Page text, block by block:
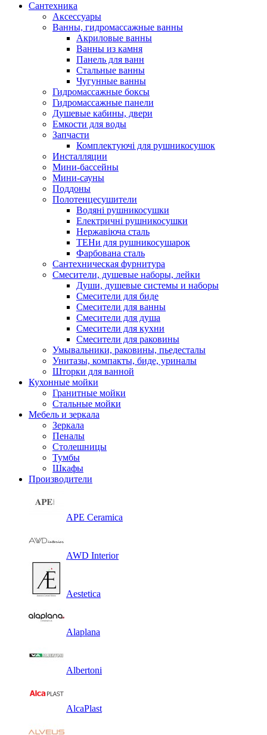
Сантехника
Аксессуары
Ванны, гидромассажные ванны
Акриловые ванны
Ванны из камня
Панель для ванн
Стальные ванны
Чугунные ванны
Гидромассажные боксы
Гидромассажные панели
Душевые кабины, двери
Емкости для воды
Запчасти
Комплектуючі для рушникосушок
Инсталляции
Мини-бассейны
Мини-сауны
Поддоны
Полотенцесушители
Водяні рушникосушки
Електричні рушникосушки
Нержавіюча сталь
ТЕНи для рушникосушарок
Фарбована сталь
Сантехническая фурнитура
Смесители, душевые наборы, лейки
Души, душевые системы и наборы
Смесители для биде
Смесители для ванны
Смесители для душа
Смесители для кухни
Смесители для раковины
Умывальники, раковины, пьедесталы
Унитазы, компакты, биде, уриналы
Шторки для ванной
Кухонные мойки
Гранитные мойки
Стальные мойки
Мебель и зеркала
Зеркала
Пеналы
Столешницы
Тумбы
Шкафы
Производители
APE Ceramica
AWD Interior
Aestetica
Alaplana
Albertoni
AlcaPlast